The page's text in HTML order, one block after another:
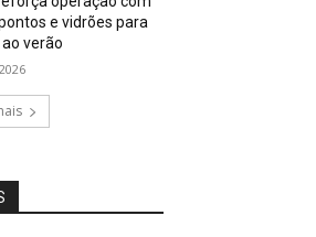
e vidrões para
verão